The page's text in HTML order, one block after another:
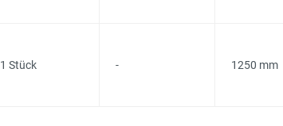
1 Stück - 1250 mm